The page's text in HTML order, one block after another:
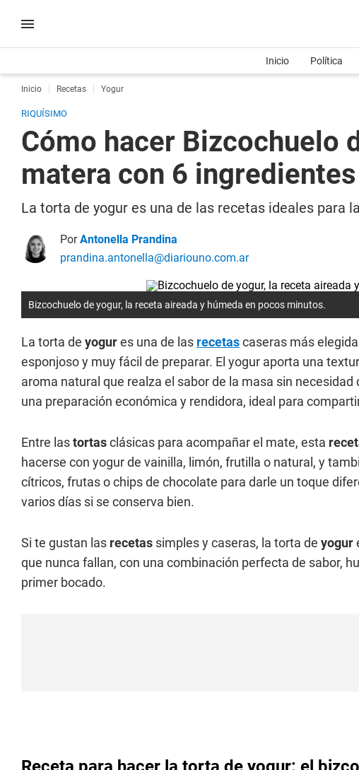
Inicio Política
Inicio Recetas Yogur
RIQUÍSIMO
Cómo hacer Bizcochuelo
matera con 6 ingredientes
La torta de yogur es una de las recetas ideales para
PorAntonella Prandina
prandina.antonella@diariouno.com.ar
Bizcochuelo de yogur, la receta aireada y húmeda en pocos minutos.
La torta de yogures una de las recetascaseras más
esponjoso y muy fácil de preparar. El yogur aporta una
aroma natural que realza el sabor de la masa sin
una preparación económica y rendidora, ideal para
Entre lastortasclásicas para acompañar el mate, esta
hacerse con yogur de vainilla, limón, frutilla o natural, y
cítricos, frutas o chips de chocolate para darle un toque
varios días si se conserva bien.
Si te gustan las recetas simples y caseras, la torta de yogur
que nunca fallan, con una combinación perfecta de sabor,
primer bocado.